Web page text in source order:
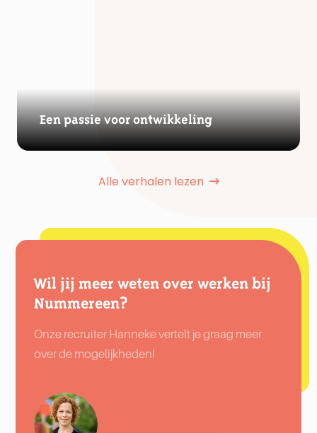
Een passie voor ontwikkeling
Alle verhalen lezen
Wil jij meer weten over werken bij
Nummereen?
Onze recruiter Hanneke vertelt je graag meer
over de mogelijkheden!